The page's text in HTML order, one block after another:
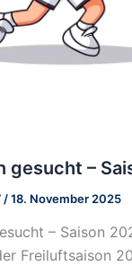
gesucht –
/18. November 2025
– Saison
Freiluftsaison